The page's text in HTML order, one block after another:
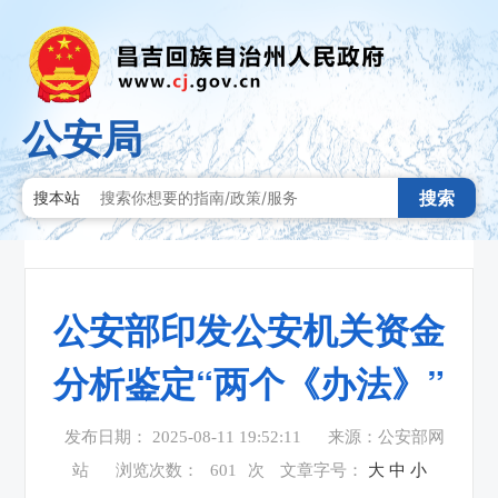
公安局
搜本站 搜索
公安部印发公安机关资金
分析鉴定“两个《办法》”
发布日期： 2025-08-11 19:52:11
来源：公安部网
站
浏览次数： 601 次 文章字号： 大 中 小